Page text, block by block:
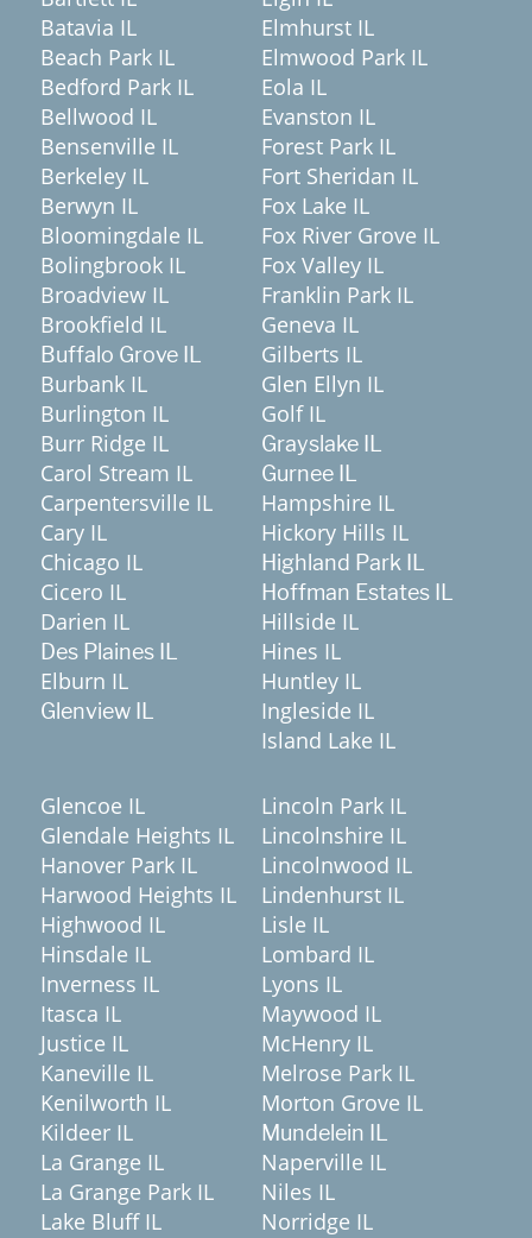
Batavia IL
Beach Park IL
Bedford Park IL
Bellwood IL
Bensenville IL
Berkeley IL
Berwyn IL
Bloomingdale IL
Bolingbrook IL
Broadview IL
Brookfield IL
Buffalo Grove IL
Burbank IL
Burlington IL
Burr Ridge IL
Carol Stream IL
Carpentersville IL
Cary IL
Chicago IL
Cicero IL
Darien IL
Des Plaines IL
Elburn IL
Glenview IL
Elmhurst IL
Elmwood Park IL
Eola IL
Evanston IL
Forest Park IL
Fort Sheridan IL
Fox Lake IL
Fox River Grove IL
Fox Valley IL
Franklin Park IL
Geneva IL
Gilberts IL
Glen Ellyn IL
Golf IL
Grayslake IL
Gurnee IL
Hampshire IL
Hickory Hills IL
Highland Park IL
Hoffman Estates IL
Hillside IL
Hines IL
Huntley IL
Ingleside IL
Island Lake IL
Glencoe IL
Glendale Heights IL
Hanover Park IL
Harwood Heights IL
Highwood IL
Hinsdale IL
Inverness IL
Itasca IL
Justice IL
Kaneville IL
Kenilworth IL
Kildeer IL
La Grange IL
La Grange Park IL
Lake Bluff IL
Lincoln Park IL
Lincolnshire IL
Lincolnwood IL
Lindenhurst IL
Lisle IL
Lombard IL
Lyons IL
Maywood IL
McHenry IL
Melrose Park IL
Morton Grove IL
Mundelein IL
Naperville IL
Niles IL
Norridge IL